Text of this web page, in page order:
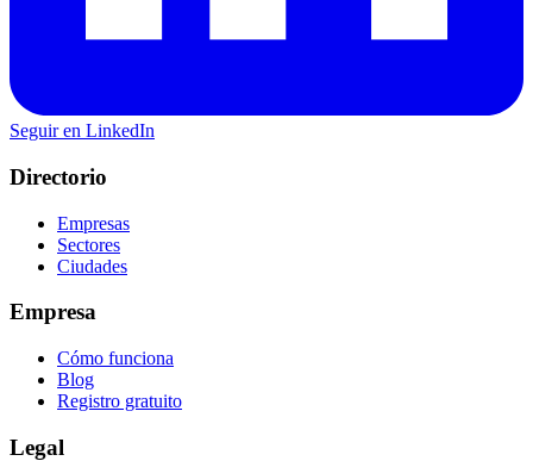
Seguir en LinkedIn
Directorio
Empresas
Sectores
Ciudades
Empresa
Cómo funciona
Blog
Registro gratuito
Legal